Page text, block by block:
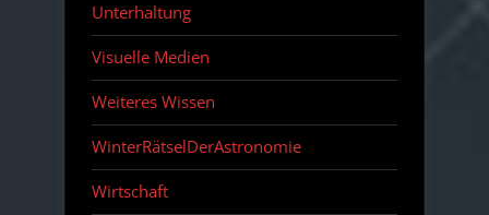
Unterhaltung
Visuelle Medien
Weiteres Wissen
WinterRätselDerAstronomie
Wirtschaft